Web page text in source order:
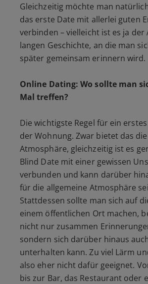
Gleichzeitig möchte man
das erste Date mit allerlei guten
verbinden – vielleicht ist es ja der
langen Geschichte, an die man
später gemeinsam erinnern wird.
Online Dating: Wo sollte man
Mal treffen?
Die wichtigste Regel für ein
der Wohnung. Zwar bietet das
Atmosphäre, gleichzeitig ist es
Blind Date mit einer gewissen
verbunden und kann darüber
für die allgemeine Atmosphäre
Stattdessen sollte man sich auf
einem öffentlichen Ort machen,
nicht nur zusammen
sondern sich darüber hinaus
unterhalten kann. Zu viel Lärm
also eher nicht dafür geeignet.
bis zur Bar, das Restaurant oder